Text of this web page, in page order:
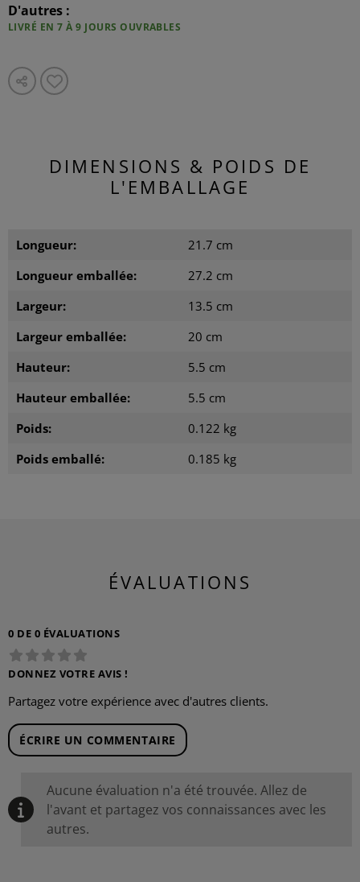
D'autres :
LIVRÉ EN 7 À 9 JOURS OUVRABLES
DIMENSIONS & POIDS DE
L'EMBALLAGE
Longueur:
21.7 cm
Longueur emballée:
27.2 cm
Largeur:
13.5 cm
Largeur emballée:
20 cm
Hauteur:
5.5 cm
Hauteur emballée:
5.5 cm
Poids:
0.122 kg
Poids emballé:
0.185 kg
ÉVALUATIONS
0 DE 0 ÉVALUATIONS
DONNEZ VOTRE AVIS !
Partagez votre expérience avec d'autres clients.
ÉCRIRE UN COMMENTAIRE
Aucune évaluation n'a été trouvée. Allez de
l'avant et partagez vos connaissances avec les
autres.